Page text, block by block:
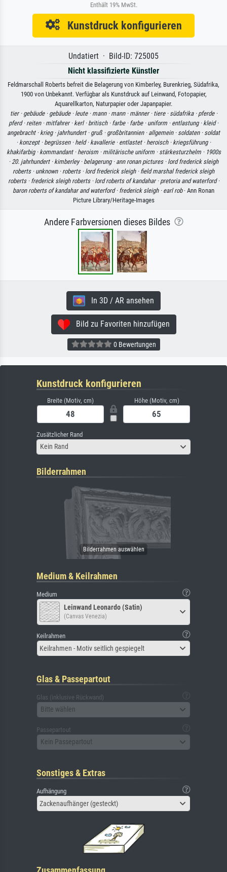
Enthält 19% MwSt.
Kunstdruck konfigurieren
Undatiert · Bild-ID: 725005
Nicht klassifizierte Künstler
Feldmarschall Roberts befreit die Belagerung von Kimberley, Burenkrieg, Südafrika,
1900 von Unbekannt. Verfügbar als Kunstdruck auf Leinwand, Fotopapier,
Aquarellkarton, Naturpapier oder Japanpapier.
tier · gebäude · gebäude · leute · mann · mann · männer · tiere · südafrika · pferde ·
pferd · reiten · mitfahrer · kerl · britisch · farbe · farbe · uniform · entlastung · kleid ·
angebracht · krieg · jahrhundert · gruß · großbritannien · allgemein · soldaten · soldat
· konzept · begrüssen · held · kavallerie · entlastet · heroisch · kriegsführung ·
khakifarbig · kommandant · heroism · militärische uniform · stärkesturzhelm · 1900s
· 20. jahrhundert · kimberley · belagerung · ann ronan pictures · lord frederick sleigh
roberts · unknown · roberts · lord frederick sleigh · field marshal frederick sleigh
roberts · frederick sleigh roberts · lord roberts of kandahar · pretoria and waterford ·
baron roberts of kandahar and waterford · frederick sleigh · earl rob· Ann Ronan
Picture Library/Heritage-Images
Andere Farbversionen dieses Bildes
In 3D / AR ansehen
Bild zu Favoriten hinzufügen
0 Bewertungen
Kunstdruck konfigurieren
Breite (Motiv, cm) Höhe (Motiv, cm)
Zusätzlicher Rand
Kein Rand
Bilderrahmen
Medium & Keilrahmen
Medium
Leinwand Leonardo (Satin)
(Canvas Venezia)
Keilrahmen
Keilrahmen - Motiv seitlich gespiegelt
Glas & Passepartout
Glas (inklusive Rückwand)
Bitte wählen
Passepartout
Kein Passepartout
Sonstiges & Extras
Aufhängung
Zackenaufhänger (gesteckt)